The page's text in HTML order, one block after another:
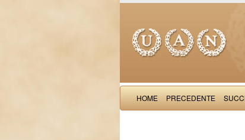
HOME PRECEDENTE